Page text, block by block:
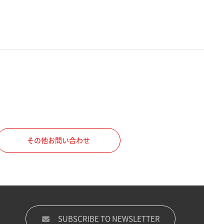
その他お問い合わせ
SUBSCRIBE TO NEWSLETTER